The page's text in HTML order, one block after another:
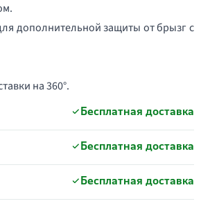
дополнительной защиты от брызг с
на 360°.
Бесплатная доставка
Бесплатная доставка
Бесплатная доставка